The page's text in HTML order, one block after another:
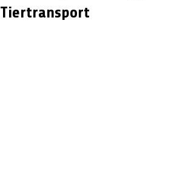
Tiertransport